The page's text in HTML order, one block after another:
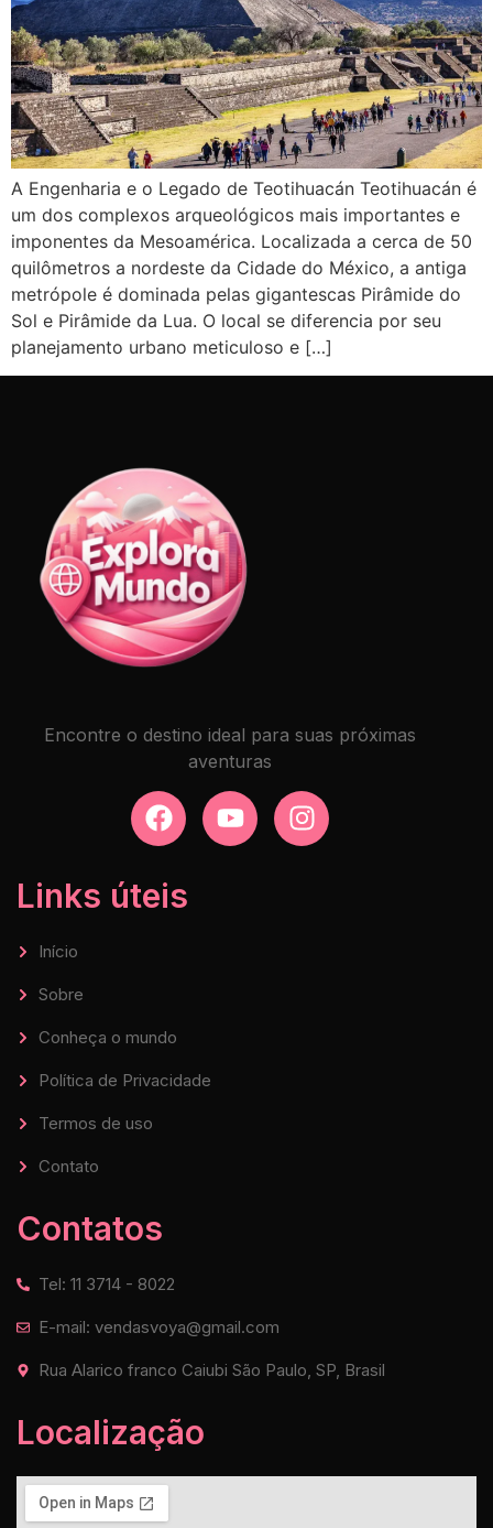
A Engenharia e o Legado de Teotihuacán Teotihuacán é
um dos complexos arqueológicos mais importantes e
imponentes da Mesoamérica. Localizada a cerca de 50
quilômetros a nordeste da Cidade do México, a antiga
metrópole é dominada pelas gigantescas Pirâmide do
Sol e Pirâmide da Lua. O local se diferencia por seu
planejamento urbano meticuloso e […]
Encontre o destino ideal para suas próximas
aventuras
Links úteis
Início
Sobre
Conheça o mundo
Política de Privacidade
Termos de uso
Contato
Contatos
Tel: 11 3714 - 8022
E-mail: vendasvoya@gmail.com
Rua Alarico franco Caiubi São Paulo, SP, Brasil
Localização